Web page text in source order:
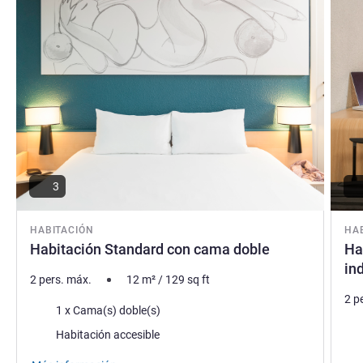
AUGUSTINE CHARON, Gestión hotelera
HABITACIÓN
Habitación Standard con cama doble
3
2 pers. máx. 12 m²/ 129 sq ft
Ropa de cama
1 x Cama(s) doble(s)
Habitación accesible
2